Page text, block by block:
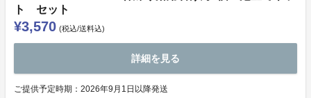
ト セット
¥3,570 (税込/送料込)
詳細を見る
ご提供予定時期：2026年9月1日以降発送